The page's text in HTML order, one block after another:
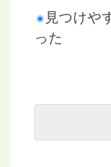
見つけや
った